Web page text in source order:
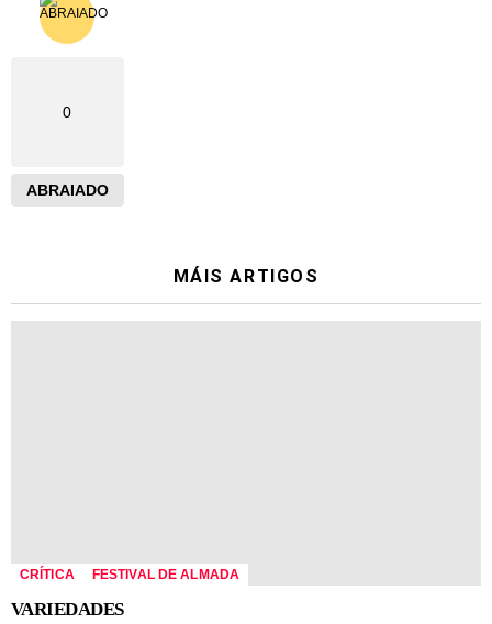
0
ABRAIADO
MÁIS ARTIGOS
CRÍTICA FESTIVAL DE ALMADA
VARIEDADES